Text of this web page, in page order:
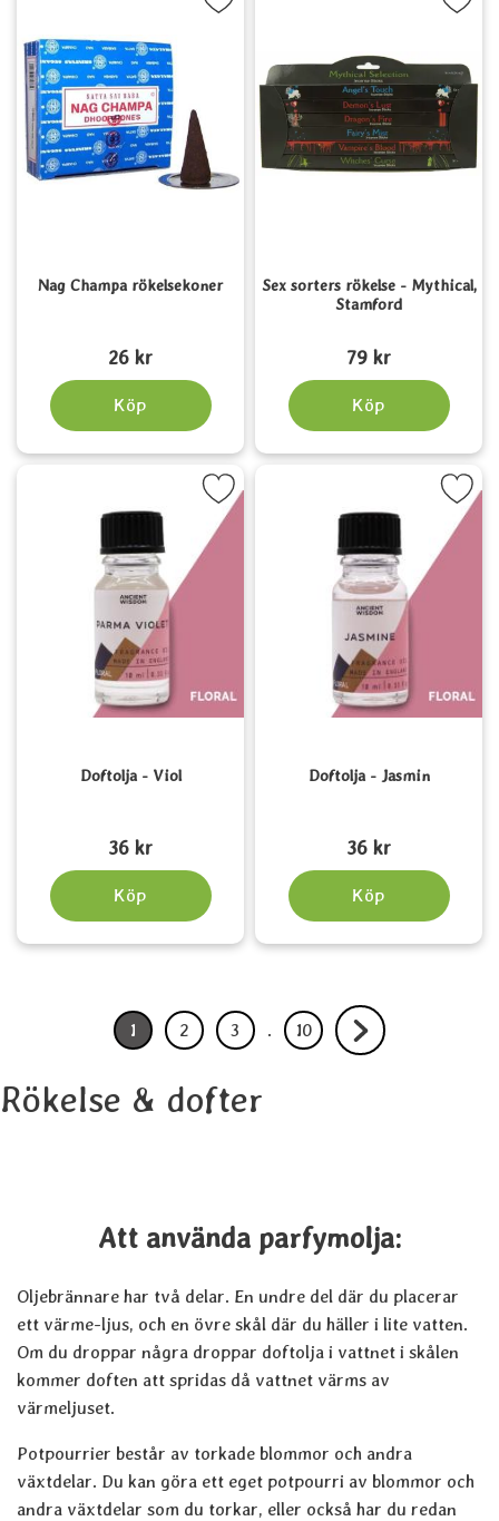
Nag Champa rökelsekoner
26 kr
Köp
Sex sorters rökelse - Mythical,
Stamford
79 kr
Köp
Doftolja - Viol
36 kr
Köp
Markera doftolja - Viol som favorit
Doftolja - Jasmin
36 kr
Köp
Markera doftolja -
Nuvarande sida , sidan
1
Gå till sidan
2
Gå till sidan
3
.
Gå till sidan
10
Gå till nästa sida
Rökelse & dofter
Att använda parfymolja:
Oljebrännare har två delar. En undre del där du placerar
ett värme-ljus, och en övre skål där du häller i lite vatten.
Om du droppar några droppar doftolja i vattnet i skålen
kommer doften att spridas då vattnet värms av
värmeljuset.
Potpourrier består av torkade blommor och andra
växtdelar. Du kan göra ett eget potpourri av blommor och
andra växtdelar som du torkar, eller också har du redan